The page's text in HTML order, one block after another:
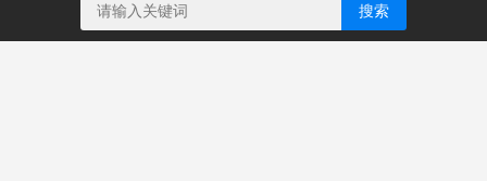
搜索